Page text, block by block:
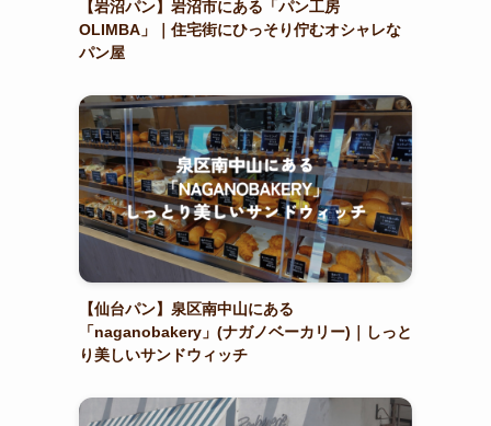
【岩沼パン】岩沼市にある「パン工房
OLIMBA」｜住宅街にひっそり佇むオシャレな
パン屋
【仙台パン】泉区南中山にある
「naganobakery」(ナガノベーカリー)｜しっと
り美しいサンドウィッチ